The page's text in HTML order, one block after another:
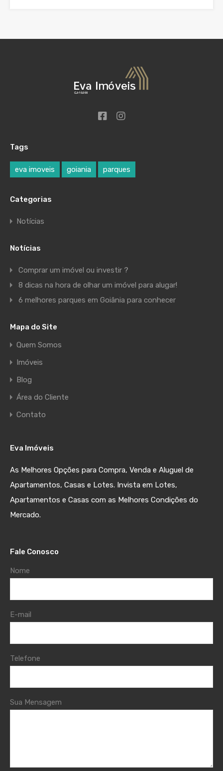
Tags
eva imoveis goiania parques
Categorias
Notícias
Notícias
Comprar um imóvel ou investir ?
8 dicas na hora de olhar um imóvel para alugar!
6 melhores parques em Goiânia para conhecer
Mapa do Site
Quem Somos
Imóveis
Blog
Área do Cliente
Contato
Eva Imóveis
As Melhores Opções para Compra, Venda e Aluguel de
Apartamentos, Casas e Lotes. Invista em Lotes,
Apartamentos e Casas com as Melhores Condições do
Mercado.
Fale Conosco
Nome
E-mail
Telefone
Sua Mensagem